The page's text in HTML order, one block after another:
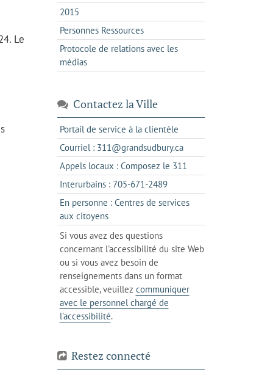
Le
2015
Personnes Ressources
Protocole de relations avec les
médias
Contactez la Ville
Portail de service à la clientèles'ouvre
dans
un
nouvel
Courriel : 311@grandsudbury.cas'ouvre
dans
votre
de
Appels locaux : Composez le 311
dans
un
client
téléphone
Interurbains : 705-671-2489s'ouvre
dans
client
votre
En personne : Centres de services
aux citoyenss'ouvre
dans
l'onglet
actuel
Si vous avez des questions
concernant l'accessibilité du site Web
ou si vous avez besoin de
renseignements dans un format
accessible, veuillez communiquer
avec le personnel chargé de
l'accessibilité.
Restez connecté